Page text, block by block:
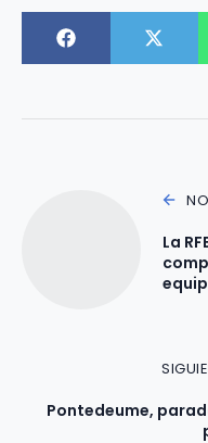
La
Pontedeume,